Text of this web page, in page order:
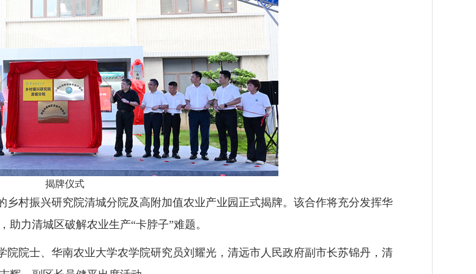
揭牌仪式
村振兴研究院清城分院及高附加值农业产业园正式揭牌。该合作将充分发挥华
力清城区破解农业生产“卡脖子”难题。
院士、华南农业大学农学院研究员刘耀光，清远市人民政府副市长苏锦丹，清